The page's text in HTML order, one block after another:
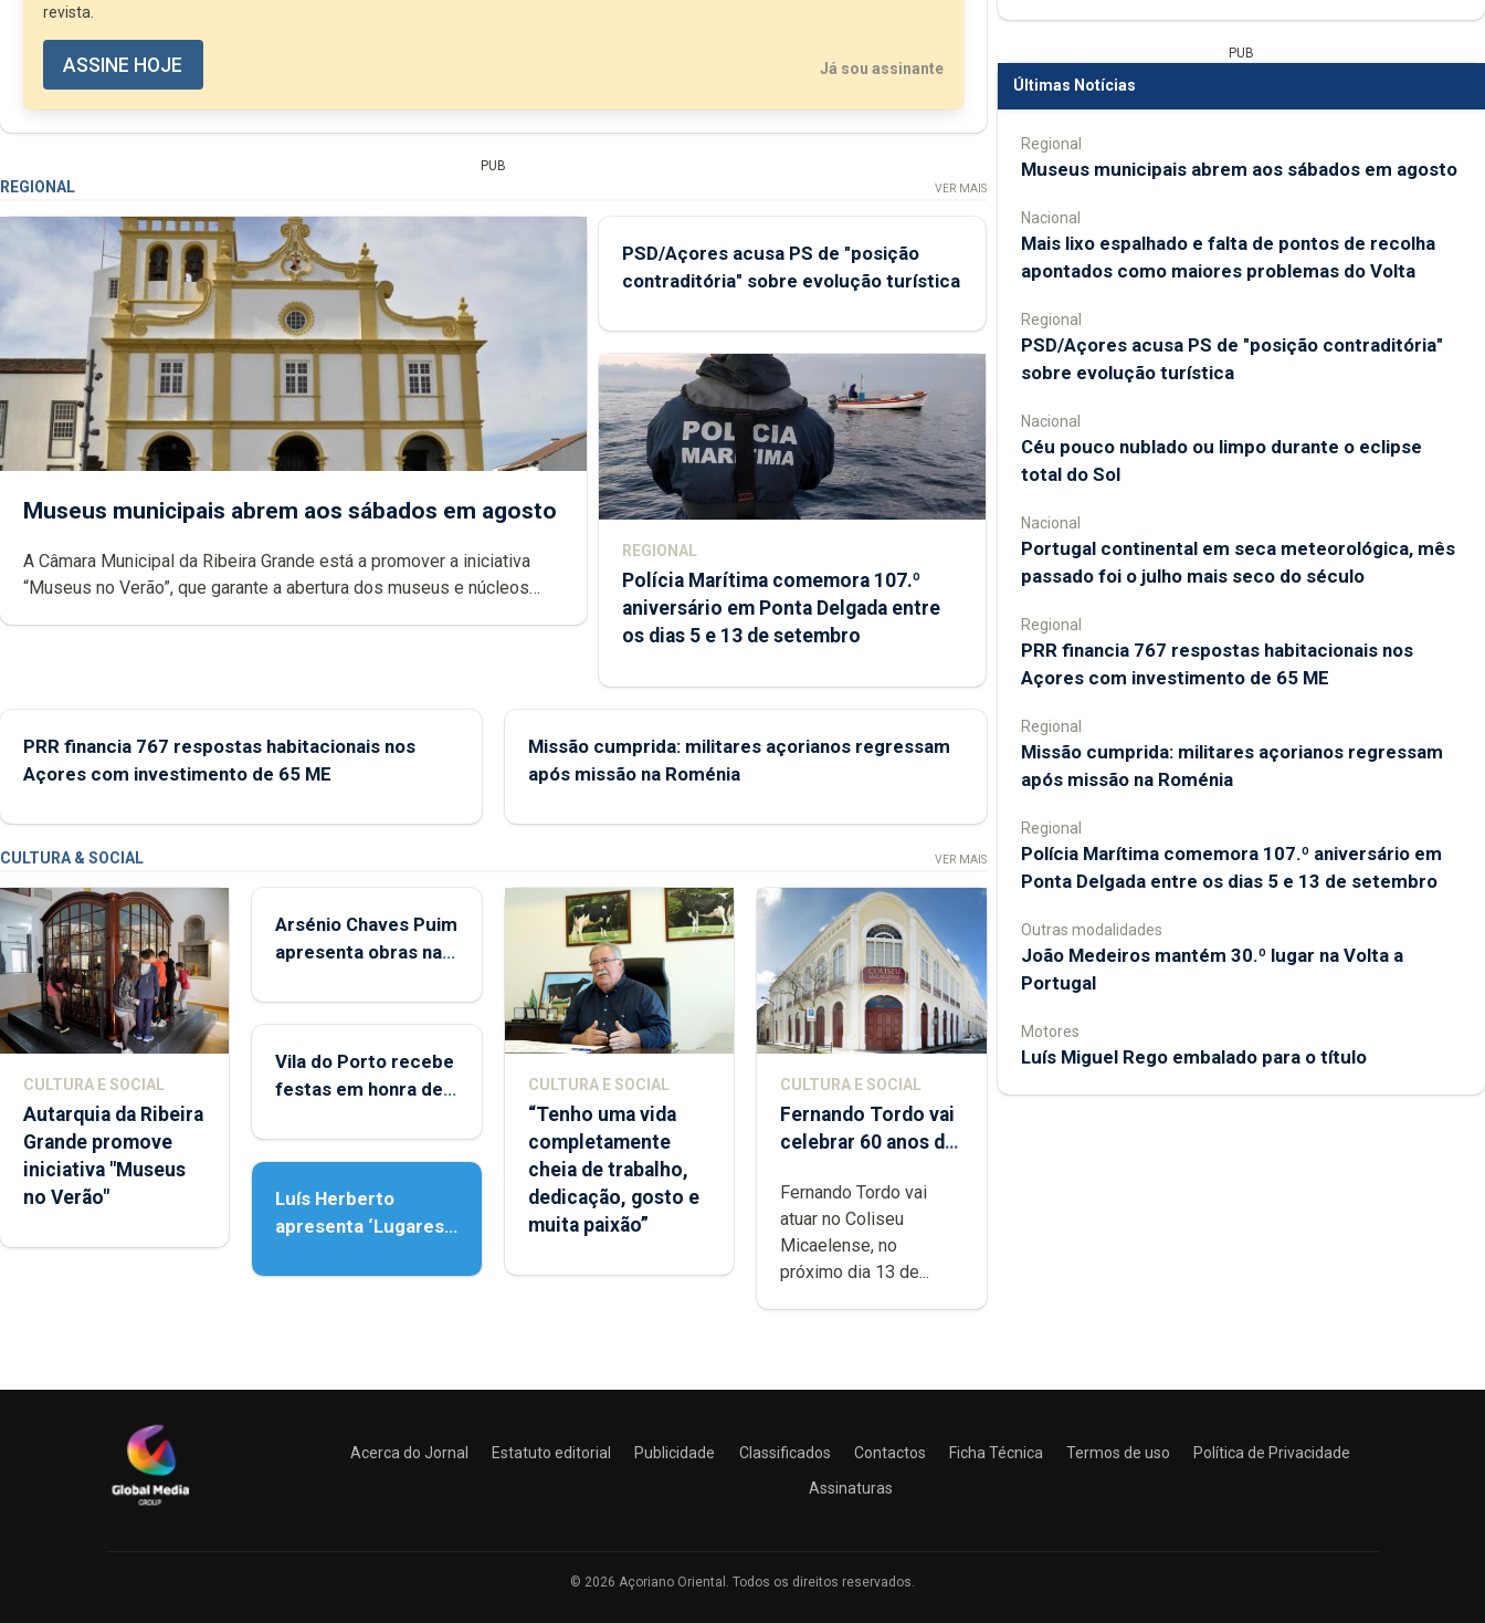
revista.
ASSINE HOJE Já sou assinante
PUB
REGIONAL VER MAIS
Museus municipais abrem aos sábados em agosto
A Câmara Municipal da Ribeira Grande está a promover a iniciativa
“Museus no Verão”, que garante a abertura dos museus e núcleos
PSD/Açores acusa PS de "posição
contraditória" sobre evolução turística
REGIONAL
Polícia Marítima comemora 107.º
aniversário em Ponta Delgada entre
os dias 5 e 13 de setembro
PRR financia 767 respostas habitacionais nos
Açores com investimento de 65 ME
Missão cumprida: militares açorianos regressam
após missão na Roménia
CULTURA & SOCIAL VER MAIS
CULTURA E SOCIAL
Autarquia da Ribeira
Grande promove
iniciativa "Museus
no Verão"
Arsénio Chaves Puim
apresenta obras na
Porto
Vila do Porto recebe
festas em honra de
Assunção
Luís Herberto
apresenta ‘Lugares
CULTURA E SOCIAL
“Tenho uma vida
completamente
cheia de trabalho,
dedicação, gosto e
muita paixão”
CULTURA E SOCIAL
Fernando Tordo vai
celebrar 60 anos de
Micaelense
Fernando Tordo vai
atuar no Coliseu
Micaelense, no
próximo dia 13 de...
PUB
Últimas Notícias
Regional
Museus municipais abrem aos sábados em agosto
Nacional
Mais lixo espalhado e falta de pontos de recolha
apontados como maiores problemas do Volta
Regional
PSD/Açores acusa PS de "posição contraditória"
sobre evolução turística
Nacional
Céu pouco nublado ou limpo durante o eclipse
total do Sol
Nacional
Portugal continental em seca meteorológica, mês
passado foi o julho mais seco do século
Regional
PRR financia 767 respostas habitacionais nos
Açores com investimento de 65 ME
Regional
Missão cumprida: militares açorianos regressam
após missão na Roménia
Regional
Polícia Marítima comemora 107.º aniversário em
Ponta Delgada entre os dias 5 e 13 de setembro
Outras modalidades
João Medeiros mantém 30.º lugar na Volta a
Portugal
Motores
Luís Miguel Rego embalado para o título
Acerca do Jornal Estatuto editorial Publicidade Classificados Contactos Ficha Técnica Termos de uso
Política de Privacidade
Assinaturas
© 2026 Açoriano Oriental. Todos os direitos reservados.